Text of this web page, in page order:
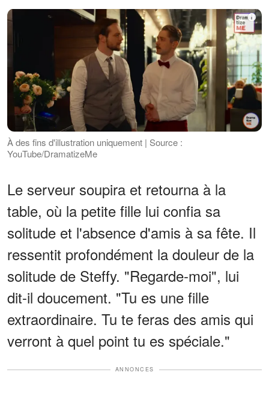
À des fins d'illustration uniquement | Source :
YouTube/DramatizeMe
Le serveur soupira et retourna à la
table, où la petite fille lui confia sa
solitude et l'absence d'amis à sa fête. Il
ressentit profondément la douleur de la
solitude de Steffy. "Regarde-moi", lui
dit-il doucement. "Tu es une fille
extraordinaire. Tu te feras des amis qui
verront à quel point tu es spéciale."
ANNONCES